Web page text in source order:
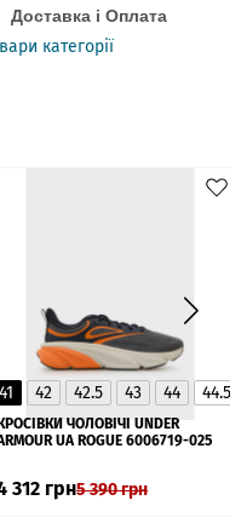
Доставка і Оплата
категорії
40 40.5
41
▲
41 42 42.5 43 44 44.5
ЧОЛОВІЧІ UNDER
ARMOUR UA ROGUE 6006719-025
312 грн5 390грн